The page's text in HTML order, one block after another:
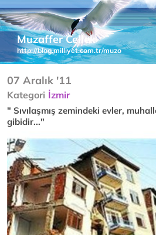
Muzaffer Cellek
http://blog.milliyet.com.tr/muzo
07 Aralık '11
Kategori İzmir
" Sıvılaşmış zemindeki evler,
gibidir..."